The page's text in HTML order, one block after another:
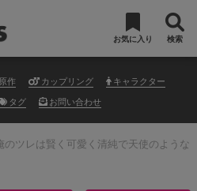
お気に入り 検索
原作 カップリング
キャラクター
タグ お問い合わせ
のツレは賢く可愛く清純で天使のような